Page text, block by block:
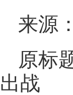
来源
原标
出战